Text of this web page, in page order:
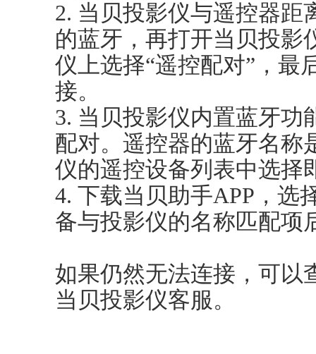
2. 当贝投影仪与遥控器距
的蓝牙，再打开当贝投影
仪上选择“遥控配对”，最
接。
3. 当贝投影仪内置蓝牙功
配对。遥控器的蓝牙名称
仪的遥控设备列表中选择
4. 下载当贝助手APP，选
备与投影仪的名称匹配项
如果仍然无法连接，可以
当贝投影仪客服。